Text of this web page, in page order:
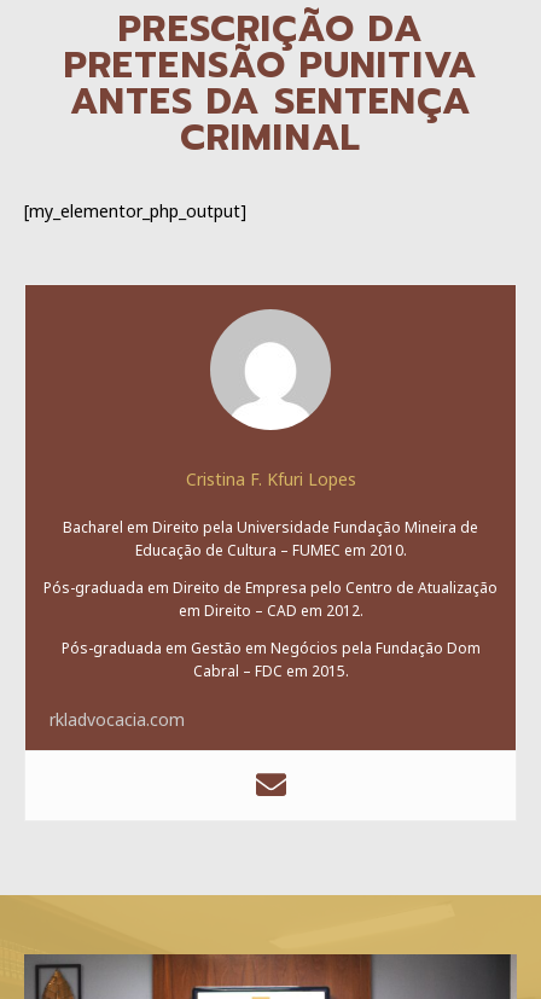
PRESCRIÇÃO DA
PRETENSÃO PUNITIVA
ANTES DA SENTENÇA
CRIMINAL
[my_elementor_php_output]
Cristina F. Kfuri Lopes
Bacharel em Direito pela Universidade Fundação Mineira de
Educação de Cultura – FUMEC em 2010.
Pós-graduada em Direito de Empresa pelo Centro de Atualização
em Direito – CAD em 2012.
Pós-graduada em Gestão em Negócios pela Fundação Dom
Cabral – FDC em 2015.
rkladvocacia.com